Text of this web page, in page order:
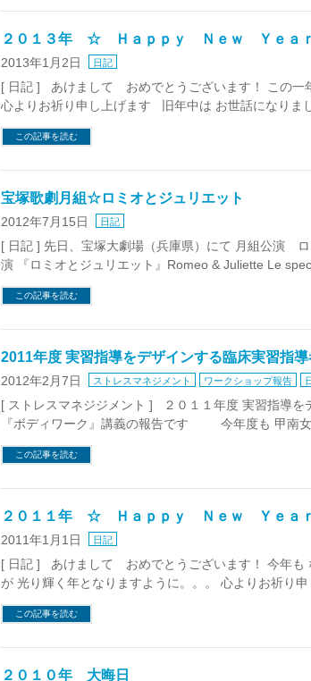
２０１３年 ☆ Ｈａｐｐｙ Ｎｅｗ Ｙｅａｒ
2013年1月2日 日記
[ 日記 ] あけまして おめでとうございます！ この一
心よりお祈り申し上げます 旧年中は お世話になりま
この記事を読む
宝塚歌劇月組☆ロミオとジュリエット
2012年7月15日 日記
[ 日記 ] 先日、宝塚大劇場（兵庫県）にて 月組公演
演 『ロミオとジュリエット』Romeo & Juliette Le
この記事を読む
2011年度 実習指導をデザインする臨床実習指
2012年2月7日 ストレスマネジメント ワークショップ報告
[ ストレスマネジジメント ] ２０１１年度 実習指導を
『ボディワーク』講義の報告です 今年度も 甲南
この記事を読む
２０１１年 ☆ Ｈａｐｐｙ Ｎｅｗ Ｙｅａｒ
2011年1月1日 日記
[ 日記 ] あけまして おめでとうございます！ 今年も
が 光り輝く年となりますように。。。 心よりお祈り
この記事を読む
２０１０年 大晦日